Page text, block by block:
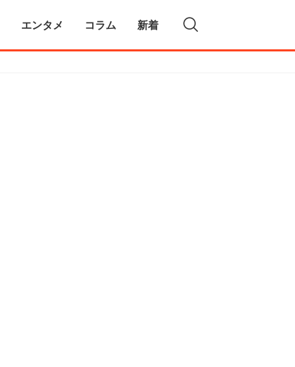
エンタメ コラム 新着